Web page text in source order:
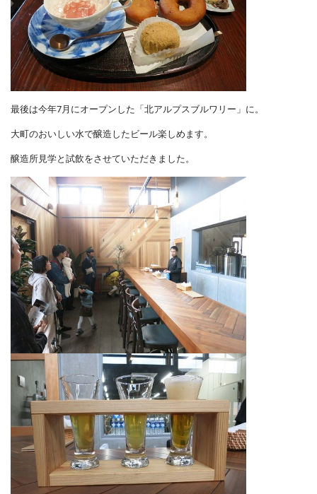
最後は今年7月にオープンした「北アルプスブルワリー」に。
大町のおいしい水で醸造したビール楽しめます。
醸造所見学と試飲をさせていただきました。